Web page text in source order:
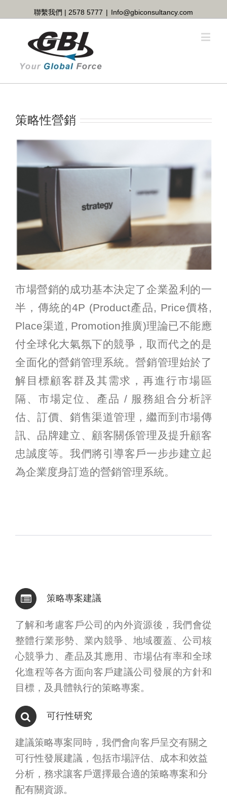
聯繫我們 | 2578 5777 | Info@gbiconsultancy.com
策略性營銷
市場營銷的成功基本決定了企業盈利的一
半，傳統的4P (Product產品, Price價格,
Place渠道, Promotion推廣)理論已不能應
付全球化大氣氛下的競爭，取而代之的是
全面化的營銷管理系統。營銷管理始於了
解目標顧客群及其需求，再進行市場區
隔、市場定位、產品 / 服務組合分析評
估、訂價、銷售渠道管理，繼而到市場傳
訊、品牌建立、顧客關係管理及提升顧客
忠誠度等。我們將引導客戶一步步建立起
為企業度身訂造的營銷管理系統。
策略專案建議
了解和考慮客戶公司的內外資源後，我們會從
整體行業形勢、業內競爭、地域覆蓋、公司核
心競爭力、產品及其應用、市場佔有率和全球
化進程等各方面向客戶建議公司發展的方針和
目標，及具體執行的策略專案。
可行性研究
建議策略專案同時，我們會向客戶呈交有關之
可行性發展建議，包括市場評估、成本和效益
分析，務求讓客戶選擇最合適的策略專案和分
配有關資源。